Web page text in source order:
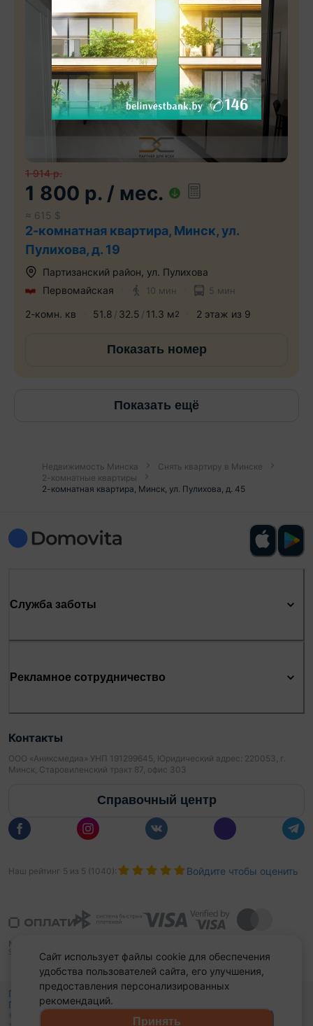
1 914 р.
1 800 р. / мес.
≈ 615 $
2-комнатная квартира, Минск, ул.
Пулихова, д. 19
Партизанский район ул. Пулихова
Первомайская
10 мин 5 мин
2-комн. кв 51.8 32.5 11.3 м2 2 этаж из 9
Показать номер
Показать ещё
Недвижимость Минска
Снять квартиру в Минске
2-комнатные квартиры
2-комнатная квартира, Минск, ул. Пулихова, д. 45
Служба заботы
Рекламное сотрудничество
Контакты
ООО «Аниксмедиа» УНП 191299645, Юридический адрес: 220053, г.
Минск, Старовиленский тракт 87, офис 303
Справочный центр
Наш рейтинг 5 из 5 (1040): Войдите чтобы оценить
Политика конфиденциальности,
Политика обработки файлов куки
© 2015 - 2026, Domovita.by. Копирование материалов допускается
Сайт использует файлы cookie для обеспечения
удобства пользователей сайта, его улучшения,
предоставления персонализированных
рекомендаций.
Принять